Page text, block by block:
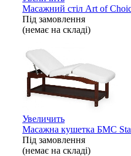
Масажний стіл Art of
Під замовлення
(немає на складі)
Увеличить
Масажна кушетка БМС
Під замовлення
(немає на складі)